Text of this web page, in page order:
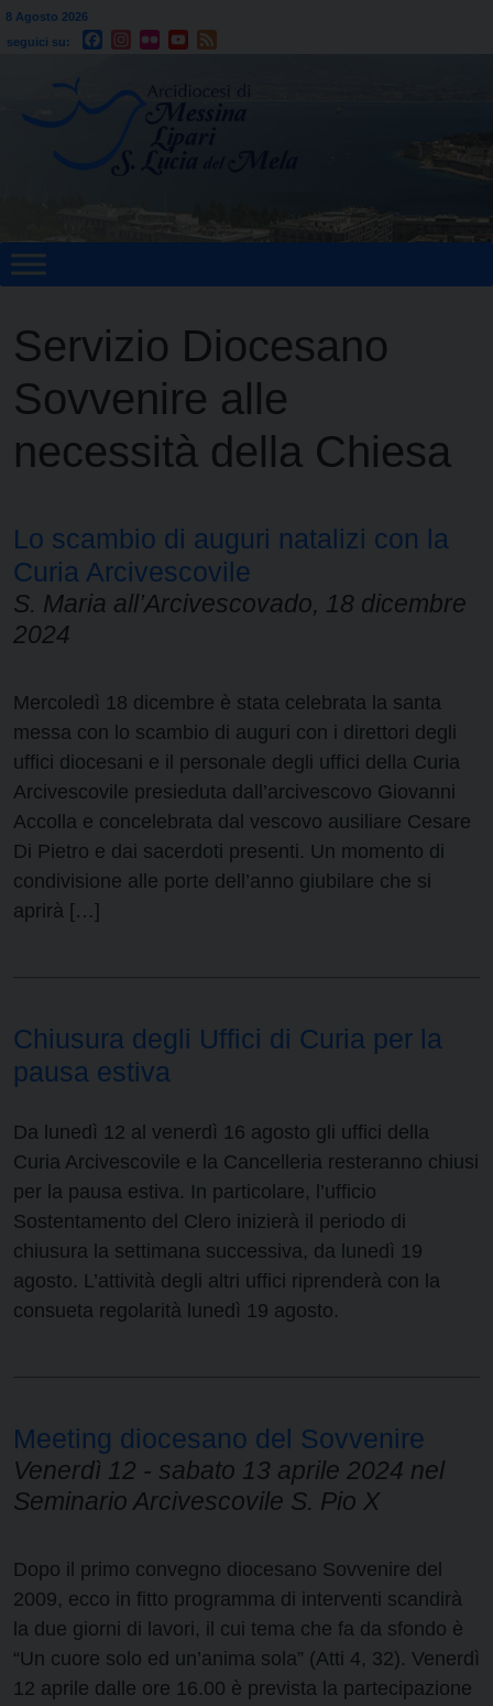
Skip
to
8 Agosto 2026
seguici su: Facebook
Instagram
FlickrYouTube
Servizio Diocesano
Sovvenire alle
necessità della Chiesa
Lo scambio di auguri natalizi con la
Curia Arcivescovile
S. Maria all’Arcivescovado, 18 dicembre
2024
Mercoledì 18 dicembre è stata celebrata la santa
messa con lo scambio di auguri con i direttori degli
uffici diocesani e il personale degli uffici della Curia
Arcivescovile presieduta dall’arcivescovo Giovanni
Accolla e concelebrata dal vescovo ausiliare Cesare
Di Pietro e dai sacerdoti presenti. Un momento di
condivisione alle porte dell’anno giubilare che si
aprirà […]
Chiusura degli Uffici di Curia per la
pausa estiva
Da lunedì 12 al venerdì 16 agosto gli uffici della
Curia Arcivescovile e la Cancelleria resteranno chiusi
per la pausa estiva. In particolare, l’ufficio
Sostentamento del Clero inizierà il periodo di
chiusura la settimana successiva, da lunedì 19
agosto. L’attività degli altri uffici riprenderà con la
consueta regolarità lunedì 19 agosto.
Meeting diocesano del Sovvenire
Venerdì 12 - sabato 13 aprile 2024 nel
Seminario Arcivescovile S. Pio X
Dopo il primo convegno diocesano Sovvenire del
2009, ecco in fitto programma di interventi scandirà
la due giorni di lavori, il cui tema che fa da sfondo è
“Un cuore solo ed un’anima sola” (Atti 4, 32). Venerdì
12 aprile dalle ore 16.00 è prevista la partecipazione